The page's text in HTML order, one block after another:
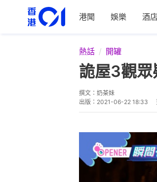
港聞 娛樂 酒
熱話 開罐
詭屋3觀
撰文： 奶茶妹
出版： 2021-06-22 18:33